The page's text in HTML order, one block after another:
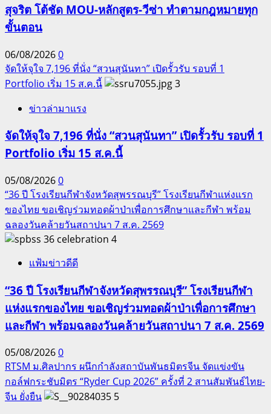
สุจริต โต้ชัด MOU-หลักสูตร-วีซ่า ทำตามกฎหมายทุก
ขั้นตอน
06/08/20260
จัดให้จุใจ 7,196 ที่นั่ง “สวนสุนันทา” เปิดรั้วรับ รอบที่ 1
Portfolio เริ่ม 15 ส.ค.นี้
3
ข่าวล่ามาแรง
จัดให้จุใจ 7,196 ที่นั่ง “สวนสุนันทา” เปิดรั้วรับ รอบที่ 1
Portfolio เริ่ม 15 ส.ค.นี้
05/08/20260
“36 ปี โรงเรียนกีฬาจังหวัดสุพรรณบุรี” โรงเรียนกีฬาแห่งแรก
ของไทย ขอเชิญร่วมทอดผ้าป่าเพื่อการศึกษาและกีฬา พร้อม
ฉลองวันคล้ายวันสถาปนา 7 ส.ค. 2569
4
แฟ้มข่าวดีดี
“36 ปี โรงเรียนกีฬาจังหวัดสุพรรณบุรี” โรงเรียนกีฬา
แห่งแรกของไทย ขอเชิญร่วมทอดผ้าป่าเพื่อการศึกษา
และกีฬา พร้อมฉลองวันคล้ายวันสถาปนา 7 ส.ค. 2569
05/08/20260
RTSM ม.ศิลปากร ผนึกกำลังสถาบันพันธมิตรจีน จัดแข่งขัน
กอล์ฟกระชับมิตร “Ryder Cup 2026” ครั้งที่ 2 สานสัมพันธ์ไทย-
จีน ยั่งยืน
5